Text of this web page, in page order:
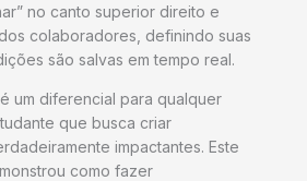
no canto superior direito e
colaboradores, definindo suas
são salvas em tempo real.
um diferencial para qualquer
que busca criar
impactantes. Este
como fazer